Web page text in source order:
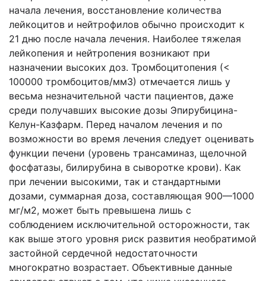
начала лечения, восстановление количества
лейкоцитов и нейтрофилов обычно происходит к
21 дню после начала лечения. Наиболее тяжелая
лейкопения и нейтропения возникают при
назначении высоких доз. Тромбоцитопения (<
100000 тромбоцитов/мм3) отмечается лишь у
весьма незначительной части пациентов, даже
среди получавших высокие дозы Эпирубицина-
Келун-Казфарм. Перед началом лечения и по
возможности во время лечения следует оценивать
функции печени (уровень трансаминаз, щелочной
фосфатазы, билирубина в сыворотке крови). Как
при лечении высокими, так и стандартными
дозами, суммарная доза, составляющая 900—1000
мг/м2, может быть превышена лишь с
соблюдением исключительной осторожности, так
как выше этого уровня риск развития необратимой
застойной сердечной недостаточности
многократно возрастает. Объективные данные